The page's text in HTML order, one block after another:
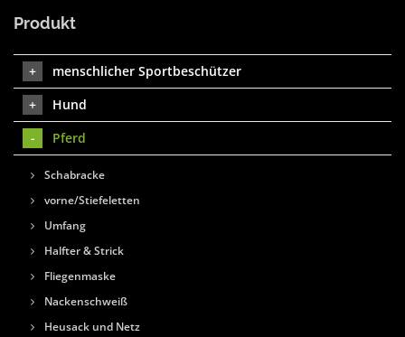
Produkt
menschlicher Sportbeschützer
Hund
Pferd
Schabracke
vorne/Stiefeletten
Umfang
Halfter & Strick
Fliegenmaske
Nackenschweiß
Heusack und Netz